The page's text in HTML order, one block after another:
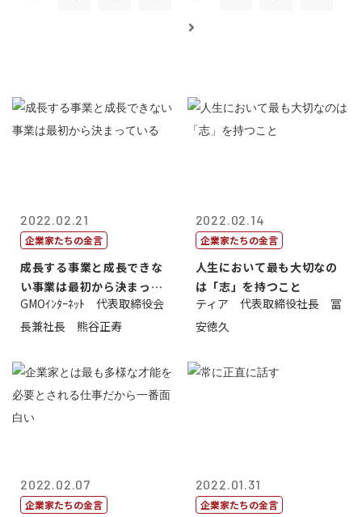
2022.02.21
企業家たちの金言
成長する事業と成長できな
い事業は最初から決まって
いる
GMOｲﾝﾀｰﾈｯﾄ 代表取締役会
長兼社長 熊谷正寿
2022.02.14
企業家たちの金言
人生において最も大切なの
は「志」を持つこと
ティア 代表取締役社長 冨
安徳久
2022.02.07
企業家たちの金言
2022.01.31
企業家たちの金言